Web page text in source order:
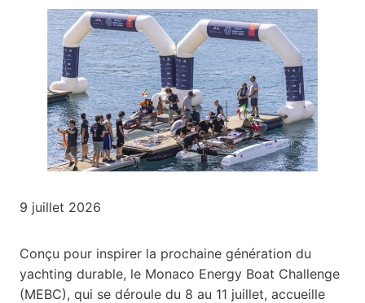
9 juillet 2026
Conçu pour inspirer la prochaine génération du
yachting durable, le Monaco Energy Boat Challenge
(MEBC), qui se déroule du 8 au 11 juillet, accueille